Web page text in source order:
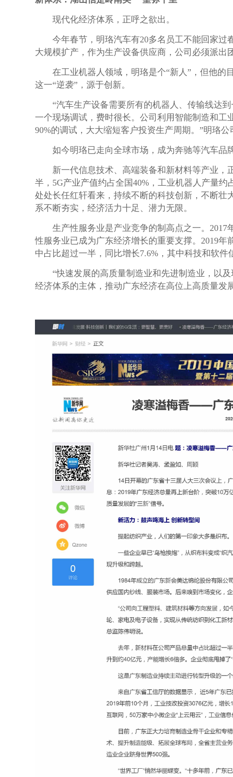
现代化经济体系，正呼之欲出。
今年春节，明珞汽车有20多名员工不能回家过
大规模扩产，作为生产设备供应商，公司必须派出
在工业机器人领域，明珞是个“新人”，但他的目
这一“逆袭”，源于创新。
“汽车生产设备需要所有的机器人、传输线达到
一个现场调试，费时很长。公司利用智能制造和
90%的调试，大大缩短客户投资生产周期。”明珞公
如今明珞已走向全球市场，成为奔驰等汽车品牌
新一代信息技术、高端装备和新材料等产业，
半，5G产业产值约占全国40%，工业机器人产量
处处长任红轩看来，持续不断的科技创新，不断
系不断夯实，经济活力十足、潜力无限。
生产性服务业是产业竞争的制高点之一。2017
性服务业已成为广东经济增长的重要支撑。2019
中占比超过一半，同比增长7.6%，其中科技和软件
“快速发展的高质量制造业和先进制造业，以及
经济体系的主体，推动广东经济在高位上高质量发